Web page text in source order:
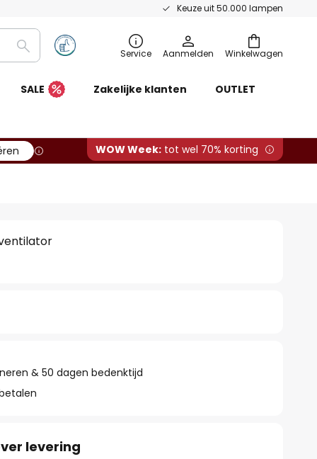
Keuze uit 50.000 lampen
Winkelwagen
Zoeken Service Aanmelden
SALE Zakelijke klanten OUTLET
WOW Week: tot wel 70% korting
& 50 dagen bedenktijd
levering